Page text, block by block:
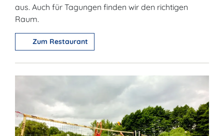
aus. Auch für Tagungen finden wir den richtigen
Raum.
Zum Restaurant